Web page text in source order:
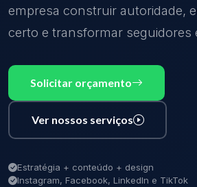
empresa construir autoridade,
certo e transformar seguidores
Solicitar orçamento
Ver nossos serviços
Estratégia + conteúdo + design
Instagram, Facebook, LinkedIn e TikTok